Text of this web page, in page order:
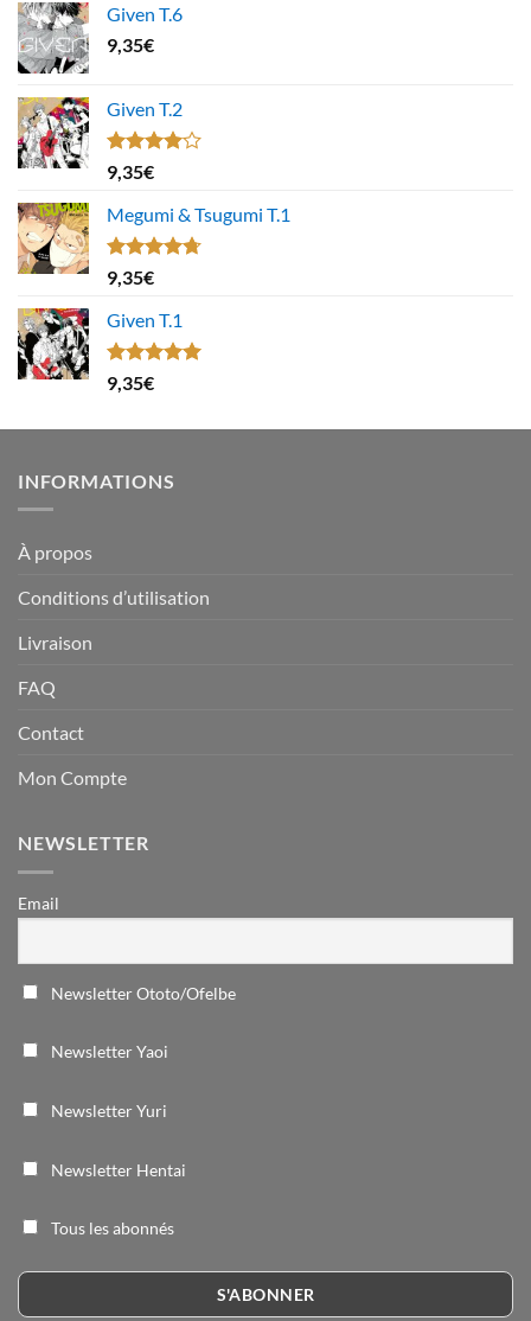
Given T.6
9,35€
Given T.2
Note
4.00
5
9,35€
Megumi & Tsugumi T.1
Note4.67
sur 5
9,35€
Given T.1
Note5.00
sur 5
9,35€
INFORMATIONS
À propos
Conditions d’utilisation
Livraison
FAQ
Contact
Mon Compte
NEWSLETTER
Email
Newsletter Ototo/Ofelbe
Newsletter Yaoi
Newsletter Yuri
Newsletter Hentai
Tous les abonnés